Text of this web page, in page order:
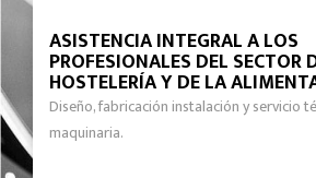
ASISTENCIA INTEGRAL A LOS
PROFESIONALES DEL SECTOR
HOSTELERÍA Y DE LA
Diseño, fabricación instalación y servicio
maquinaria.